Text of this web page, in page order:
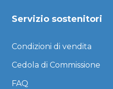
Servizio sostenitori
Condizioni di vendita
Cedola di Commissione
FAQ